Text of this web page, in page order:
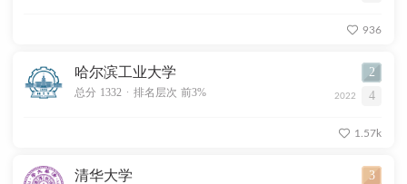
936
哈尔滨工业大学 2
总分 1332 . 排名层次 前3% 2022 4
1.57k
清华大学 3